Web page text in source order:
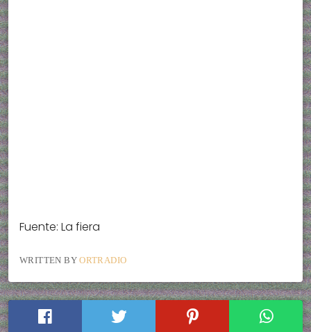
Fuente: La fiera
WRITTEN BYORTRADIO